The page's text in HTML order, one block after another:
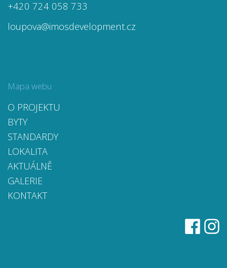
+420 724 058 733
loupova@imosdevelopment.cz
Mapa webu
O PROJEKTU
BYTY
STANDARDY
LOKALITA
AKTUÁLNĚ
GALERIE
KONTAKT